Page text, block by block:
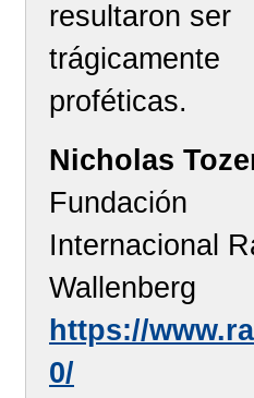
resultaron ser
trágicamente
proféticas.
Nicholas
Fundación
Internacional
Wallenberg
https://
0/